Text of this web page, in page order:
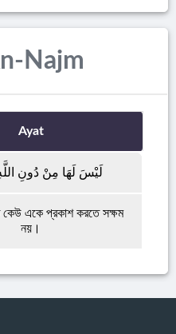
Najm
Ayat
لَيْسَ لَهَا مِنْ دُونِ
একে প্রকাশ করতে সক্ষম
নয়।